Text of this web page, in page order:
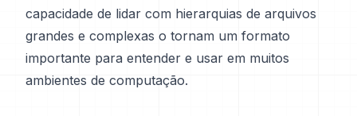
capacidade de lidar com hierarquias de arquivos
grandes e complexas o tornam um formato
importante para entender e usar em muitos
ambientes de computação.